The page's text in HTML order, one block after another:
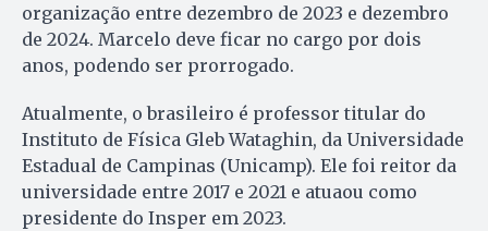
organização entre dezembro de 2023 e dezembro
de 2024. Marcelo deve ficar no cargo por dois
anos, podendo ser prorrogado.
Atualmente, o brasileiro é professor titular do
Instituto de Física Gleb Wataghin, da Universidade
Estadual de Campinas (Unicamp). Ele foi reitor da
universidade entre 2017 e 2021 e atuaou como
presidente do Insper em 2023.